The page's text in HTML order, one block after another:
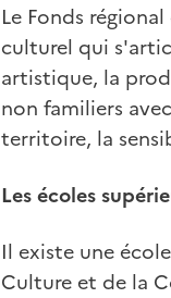
Le Fonds
culturel qui
artistique, la
non familiers
territoire, la
Les écoles
Il existe une
Culture et de la